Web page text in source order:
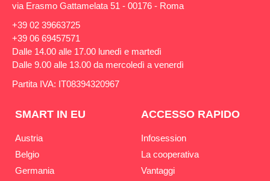
via Erasmo Gattamelata 51 - 00176 - Roma
+39 02 39663725
+39 06 69457571
Dalle 14.00 alle 17.00 lunedì e martedì
Dalle 9.00 alle 13.00 da mercoledì a venerdì
Partita IVA: IT08394320967
SMART IN EU
Austria
Belgio
Germania
ACCESSO RAPIDO
Infosession
La cooperativa
Vantaggi